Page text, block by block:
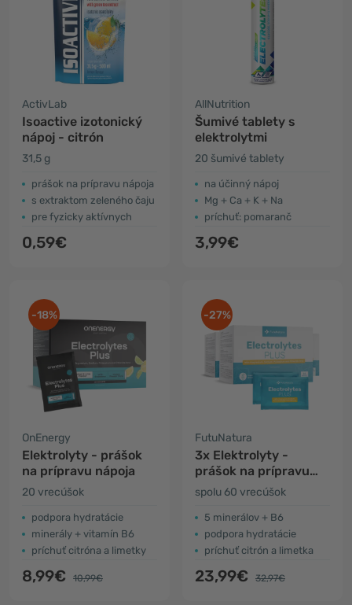
ActivLab
Isoactive izotonický
nápoj - citrón
31,5 g
prášok na prípravu nápoja
s extraktom zeleného čaju
pre fyzicky aktívnych
0,59€
AllNutrition
Šumivé tablety s
elektrolytmi
20 šumivé tablety
na účinný nápoj
Mg + Ca + K + Na
príchuť: pomaranč
3,99€
-18%
OnEnergy
Elektrolyty - prášok
na prípravu nápoja
20 vrecúšok
podpora hydratácie
minerály + vitamín B6
príchuť citróna a limetky
8,99€ 10,99€
-27%
FutuNatura
3x Elektrolyty -
prášok na prípravu
nápoja
spolu 60 vrecúšok
5 minerálov + B6
podpora hydratácie
príchuť citrón a limetka
23,99€ 32,97€